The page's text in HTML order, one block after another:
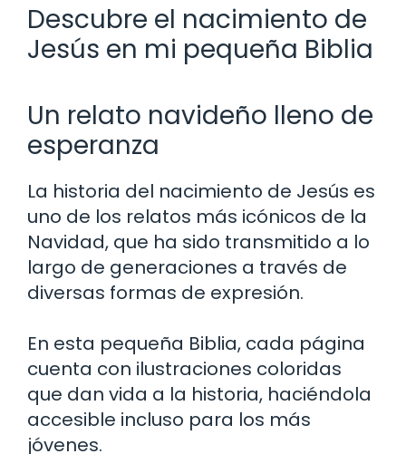
Descubre el nacimiento de
Jesús en mi pequeña Biblia
Un relato navideño lleno de
esperanza
La historia del nacimiento de Jesús es
uno de los relatos más icónicos de la
Navidad, que ha sido transmitido a lo
largo de generaciones a través de
diversas formas de expresión.
En esta pequeña Biblia, cada página
cuenta con ilustraciones coloridas
que dan vida a la historia, haciéndola
accesible incluso para los más
jóvenes.